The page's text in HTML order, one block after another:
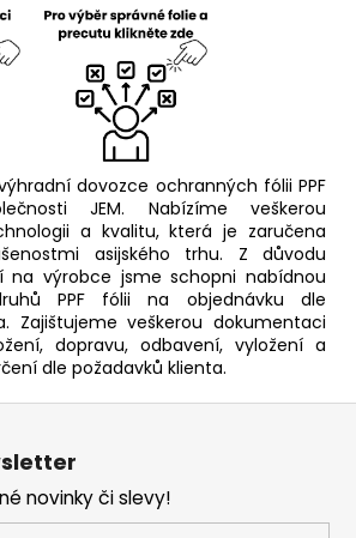
dovozce ochranných fólii PPF
JEM. Nabízíme veškerou
a kvalitu, která je zaručena
asijského trhu. Z důvodu
na výrobce jsme schopni nabídnou
PPF fólii na objednávku dle
Zajištujeme veškerou dokumentaci
dopravu, odbavení, vyložení a
dle požadavků klienta.
novinky či slevy!